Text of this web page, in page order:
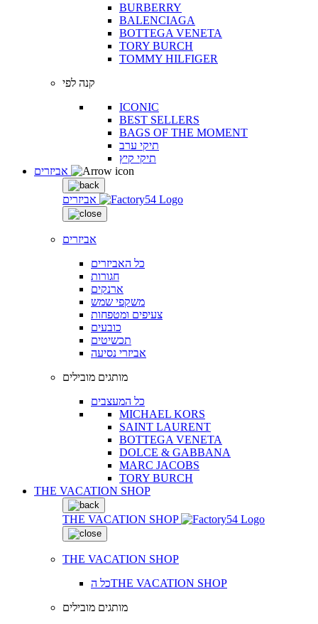
BURBERRY
BALENCIAGA
BOTTEGA VENETA
TORY BURCH
TOMMY HILFIGER
קנה לפי
ICONIC
BEST SELLERS
BAGS OF THE MOMENT
תיקי ערב
תיקי קיץ
אביזרים
אביזרים
כל האביזרים
חגורות
ארנקים
משקפי שמש
צעיפים ומטפחות
כובעים
תכשיטים
אביזרי נסיעה
מותגים מובילים
כל המעצבים
MICHAEL KORS
SAINT LAURENT
BOTTEGA VENETA
DOLCE & GABBANA
MARC JACOBS
TORY BURCH
THE VACATION SHOP
THE VACATION SHOP
THE VACATION SHOP
כל הTHE VACATION SHOP
מותגים מובילים